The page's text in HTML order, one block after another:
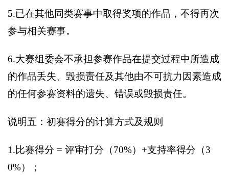
5.已在其他同类赛事中取得奖项的作品，不得再次
参与相关赛事。
6.大赛组委会不承担参赛作品在提交过程中所造成
的作品丢失、毁损责任及其他由不可抗力因素造成
的任何参赛资料的遗失、错误或毁损责任。
说明五：初赛得分的计算方式及规则
1.比赛得分 = 评审打分（70%）+支持率得分（3
0%）；